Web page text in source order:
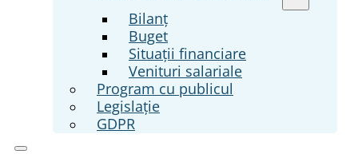
Bilanț
Buget
Situații financiare
Venituri salariale
Program cu publicul
Legislație
GDPR